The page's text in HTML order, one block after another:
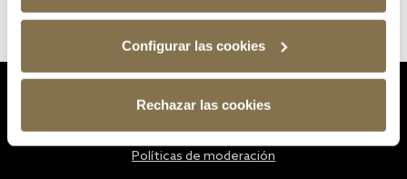
Configurar las cookies
Rechazar las cookies
Políticas de moderación